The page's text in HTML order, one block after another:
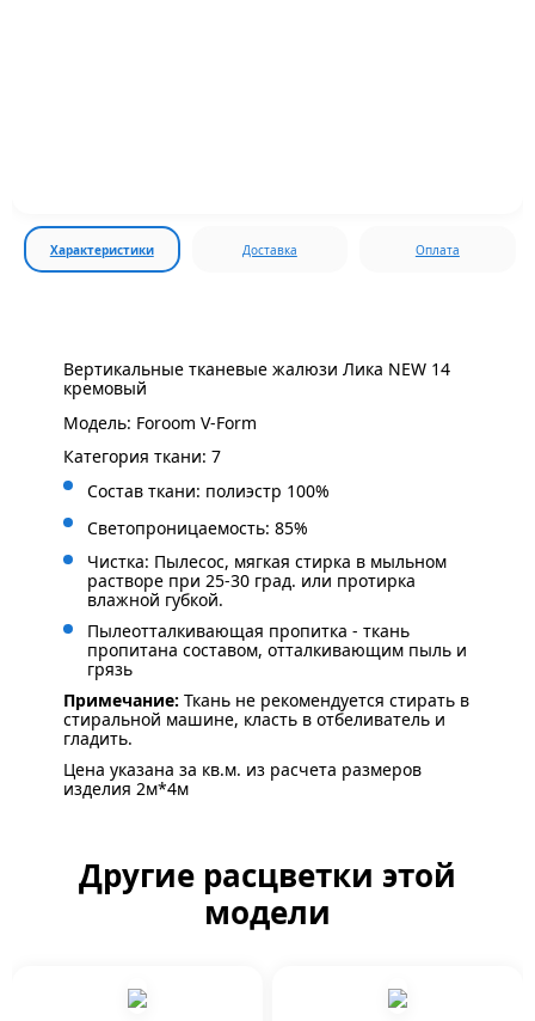
Характеристики Доставка Оплата
Вертикальные тканевые жалюзи Лика NEW 14
кремовый
Модель: Foroom V-Form
Категория ткани: 7
Состав ткани: полиэстр 100%
Светопроницаемость: 85%
Чистка: Пылесос, мягкая стирка в мыльном
растворе при 25-30 град. или протирка
влажной губкой.
Пылеотталкивающая пропитка - ткань
пропитана составом, отталкивающим пыль и
грязь
Примечание: Ткань не рекомендуется стирать в
стиральной машине, класть в отбеливатель и
гладить.
Цена указана за кв.м. из расчета размеров
изделия 2м*4м
Другие расцветки этой
модели